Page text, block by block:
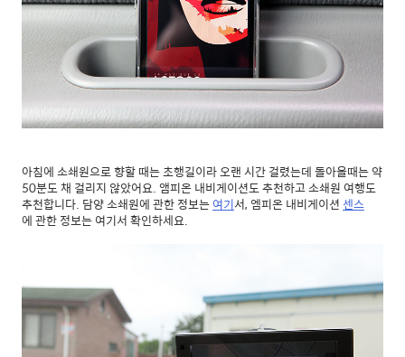
아침에 소쇄원으로 향할 때는 초행길이라 오랜 시간 걸렸는데 돌아올때는 약
50분도 채 걸리지 않았어요. 앰피온 내비게이션도 추천하고 소쇄원 여행도
추천합니다. 담양 소쇄원에 관한 정보는여기서, 엠피온 내비게이션 센스
에 관한 정보는 여기서 확인하세요.